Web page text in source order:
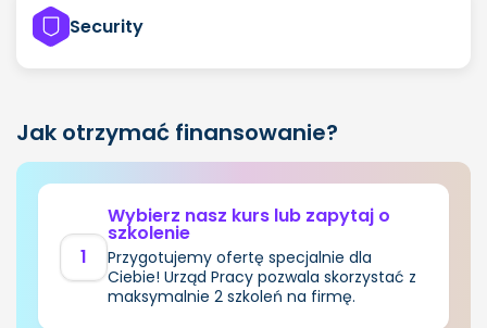
Security
Jak otrzymać finansowanie?
1
Wybierz nasz kurs lub zapytaj o
szkolenie
Przygotujemy ofertę specjalnie dla
Ciebie! Urząd Pracy pozwala skorzystać z
maksymalnie 2 szkoleń na firmę.